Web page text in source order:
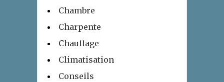
Chambre
Charpente
Chauffage
Climatisation
Conseils